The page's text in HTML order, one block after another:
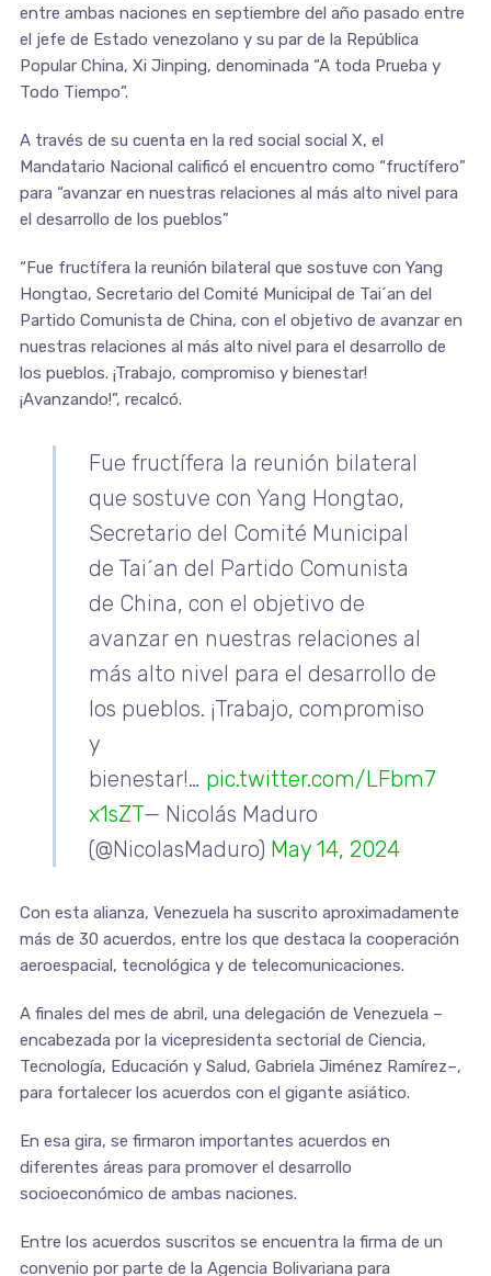
entre ambas naciones en septiembre del año pasado entre
el jefe de Estado venezolano y su par de la República
Popular China, Xi Jinping, denominada “A toda Prueba y
Todo Tiempo”.
A través de su cuenta en la red social social X, el
Mandatario Nacional calificó el encuentro como “fructífero”
para “avanzar en nuestras relaciones al más alto nivel para
el desarrollo de los pueblos”
“Fue fructífera la reunión bilateral que sostuve con Yang
Hongtao, Secretario del Comité Municipal de Tai´an del
Partido Comunista de China, con el objetivo de avanzar en
nuestras relaciones al más alto nivel para el desarrollo de
los pueblos. ¡Trabajo, compromiso y bienestar!
¡Avanzando!”, recalcó.
Fue fructífera la reunión bilateral
que sostuve con Yang Hongtao,
Secretario del Comité Municipal
de Tai´an del Partido Comunista
de China, con el objetivo de
avanzar en nuestras relaciones al
más alto nivel para el desarrollo de
los pueblos. ¡Trabajo, compromiso
y
bienestar!… pic.twitter.com/LFbm7
x1sZT— Nicolás Maduro
(@NicolasMaduro) May 14, 2024
Con esta alianza, Venezuela ha suscrito aproximadamente
más de 30 acuerdos, entre los que destaca la cooperación
aeroespacial, tecnológica y de telecomunicaciones.
A finales del mes de abril, una delegación de Venezuela –
encabezada por la vicepresidenta sectorial de Ciencia,
Tecnología, Educación y Salud, Gabriela Jiménez Ramírez–,
para fortalecer los acuerdos con el gigante asiático.
En esa gira, se firmaron importantes acuerdos en
diferentes áreas para promover el desarrollo
socioeconómico de ambas naciones.
Entre los acuerdos suscritos se encuentra la firma de un
convenio por parte de la Agencia Bolivariana para